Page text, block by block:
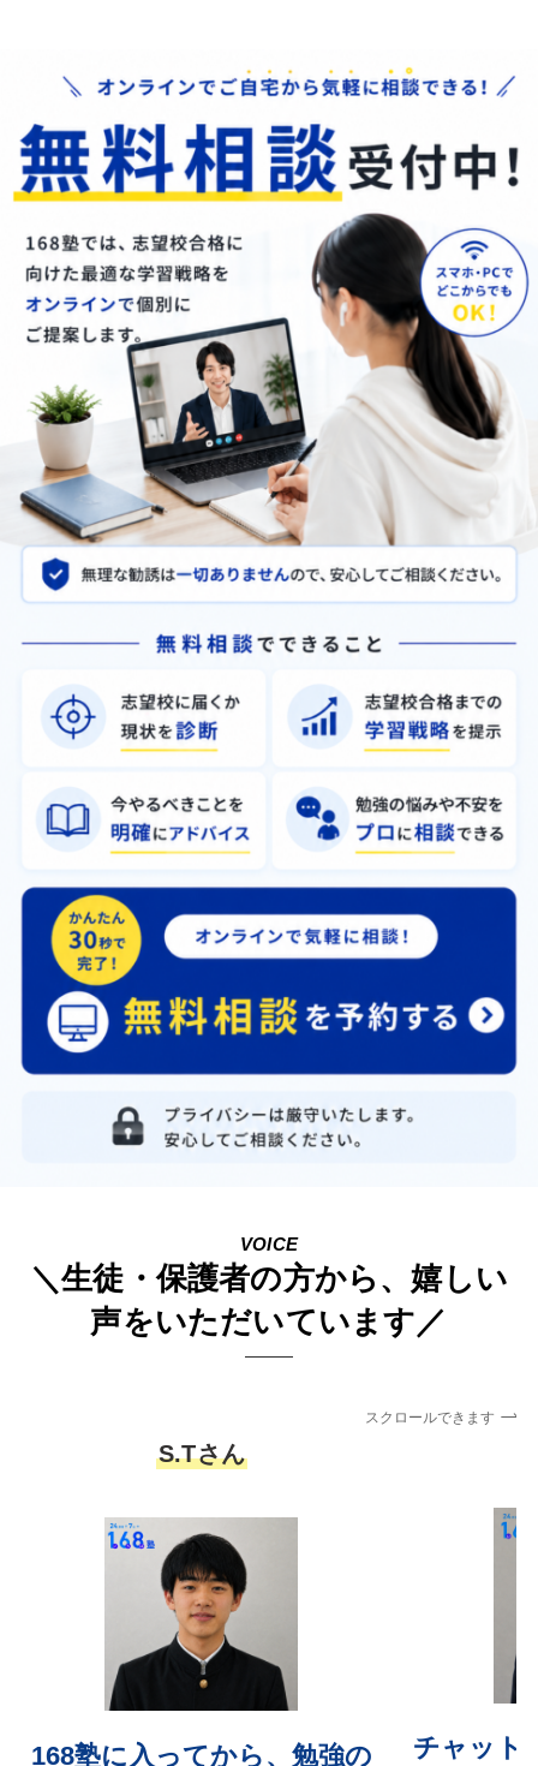
VOICE
＼生徒・保護者の方から、嬉しい
声をいただいています／
スクロールできます
S.Tさん
168塾に入ってから、勉強の チャット